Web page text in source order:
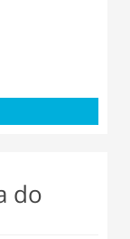
do